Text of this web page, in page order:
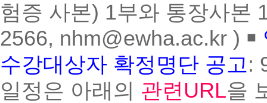
험증 사본) 1부와 통장사본
2566, nhm@ewha.ac.kr ) ￭
수강대상자 확정명단 공고:
일정은 아래의 관련URL을